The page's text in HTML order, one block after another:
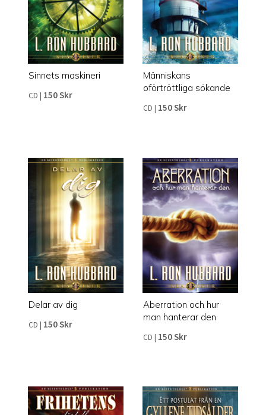
Sinnets maskineri
CD | 150 Skr
Människans
oförtröttliga sökande
CD | 150 Skr
Delar av dig
CD | 150 Skr
Aberration och hur
man hanterar den
CD | 150 Skr